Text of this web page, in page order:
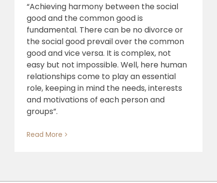
“Achieving harmony between the social
good and the common good is
fundamental. There can be no divorce or
the social good prevail over the common
good and vice versa. It is complex, not
easy but not impossible. Well, here human
relationships come to play an essential
role, keeping in mind the needs, interests
and motivations of each person and
groups”.
Read More